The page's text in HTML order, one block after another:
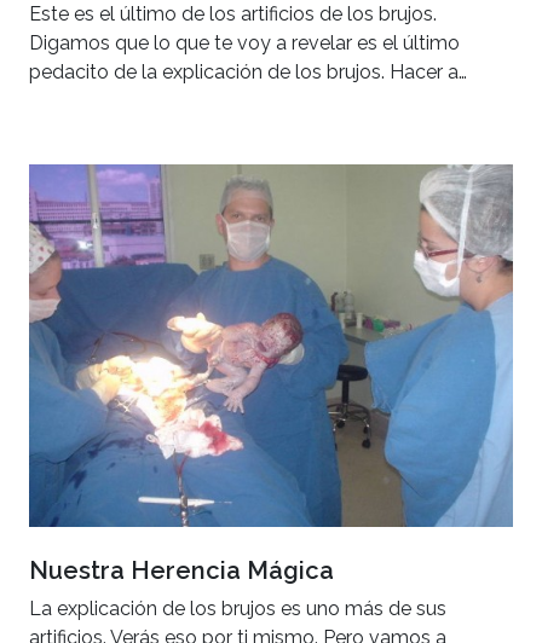
Este es el último de los artificios de los brujos.
Digamos que lo que te voy a revelar es el último
pedacito de la explicación de los brujos. Hacer a…
Nuestra Herencia Mágica
La explicación de los brujos es uno más de sus
artificios. Verás eso por ti mismo. Pero vamos a